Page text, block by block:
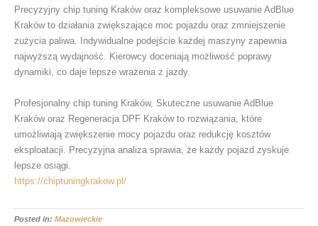
Precyzyjny chip tuning Kraków oraz kompleksowe usuwanie AdBlue
Kraków to działania zwiększające moc pojazdu oraz zmniejszenie
zużycia paliwa. Indywidualne podejście każdej maszyny zapewnia
najwyższą wydajność. Kierowcy doceniają możliwość poprawy
dynamiki, co daje lepsze wrażenia z jazdy.
Profesjonalny chip tuning Kraków, Skuteczne usuwanie AdBlue
Kraków oraz Regeneracja DPF Kraków to rozwiązania, które
umożliwiają zwiększenie mocy pojazdu oraz redukcję kosztów
eksploatacji. Precyzyjna analiza sprawia, że każdy pojazd zyskuje
lepsze osiągi.
https://chiptuningkrakow.pl/
Posted in: Mazowieckie